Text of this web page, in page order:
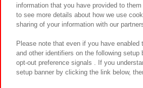
information that you have provided to
to see more details about how we use
sharing of your information with our
Please note that even if you have
and other identifiers on the following
opt-out preference signals . If you
setup banner by clicking the link below,